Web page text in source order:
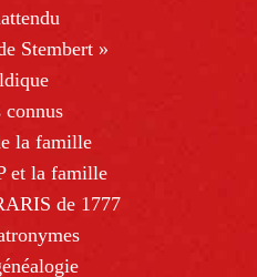
Stembert »
connus
la famille
et la famille
de 1777